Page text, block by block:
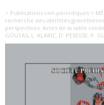
> Publications non périodiques >
recherche des identités
perspectives. Actes de la table
GOUTAS, L. KLARIC, D. PESESSE, P.